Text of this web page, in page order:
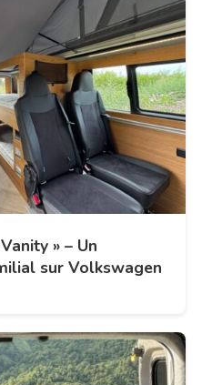
» – Un
sur Volkswagen